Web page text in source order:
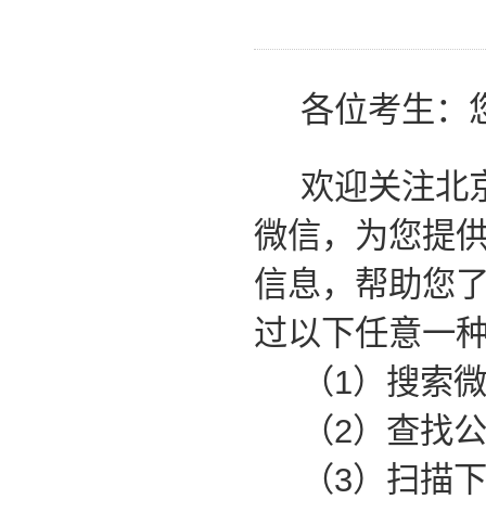
各位考生：
欢迎关注北
微信，为您提
信息，帮助您
过以下任意一
（1）搜索
（2）查找
（3）扫描